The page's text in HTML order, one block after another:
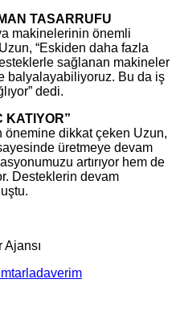
TASARRUFU
makinelerinin önemli
“Eskiden daha fazla
sağlanan makineler
balyalayabiliyoruz. Bu da iş
dedi.
KATIYOR”
önemine dikkat çeken Uzun,
üretmeye devam
artırıyor hem de
Desteklerin devam
tarladaverim